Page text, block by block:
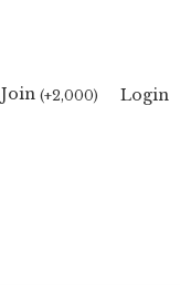
Join(+2,000) Login